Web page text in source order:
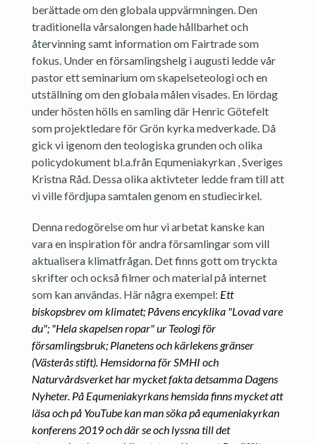
berättade om den globala uppvärmningen. Den
traditionella vårsalongen hade hållbarhet och
återvinning samt information om Fairtrade som
fokus. Under en församlingshelg i augusti ledde vår
pastor ett seminarium om skapelseteologi och en
utställning om den globala målen visades. En lördag
under hösten hölls en samling där Henric Götefelt
som projektledare för Grön kyrka medverkade. Då
gick vi igenom den teologiska grunden och olika
policydokument bl.a.från Equmeniakyrkan , Sveriges
Kristna Råd. Dessa olika aktivteter ledde fram till att
vi ville fördjupa samtalen genom en studiecirkel.
Denna redogörelse om hur vi arbetat kanske kan
vara en inspiration för andra församlingar som vill
aktualisera klimatfrågan. Det finns gott om tryckta
skrifter och också filmer och material på internet
som kan användas. Här några exempel: Ett
biskopsbrev om klimatet; Påvens encyklika "Lovad vare
du"; "Hela skapelsen ropar" ur Teologi för
församlingsbruk; Planetens och kärlekens gränser
(Västerås stift). Hemsidorna för SMHI och
Naturvårdsverket har mycket fakta detsamma Dagens
Nyheter. På Equmeniakyrkans hemsida finns mycket att
läsa och på YouTube kan man söka på equmeniakyrkan
konferens 2019 och där se och lyssna till det